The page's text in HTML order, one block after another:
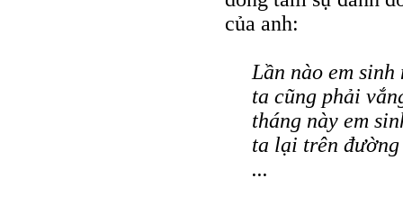
của anh:
Lần nào em sinh
ta cũng phải
tháng này em
ta lại trên đường
...